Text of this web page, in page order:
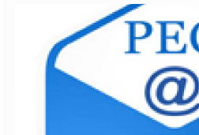
TEAM
FILODIRITTO REDAZIONE COMITATO
FOTOGRAFI PARTNER
EXTRA